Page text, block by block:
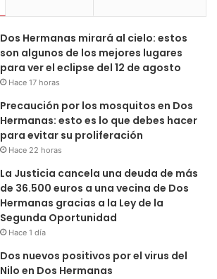
Dos Hermanas mirará al cielo: estos
son algunos de los mejores lugares
para ver el eclipse del 12 de agosto
Hace 17 horas
Precaución por los mosquitos en Dos
Hermanas: esto es lo que debes hacer
para evitar su proliferación
Hace 22 horas
La Justicia cancela una deuda de más
de 36.500 euros a una vecina de Dos
Hermanas gracias a la Ley de la
Segunda Oportunidad
Hace 1 día
Dos nuevos positivos por el virus del
Nilo en Dos Hermanas